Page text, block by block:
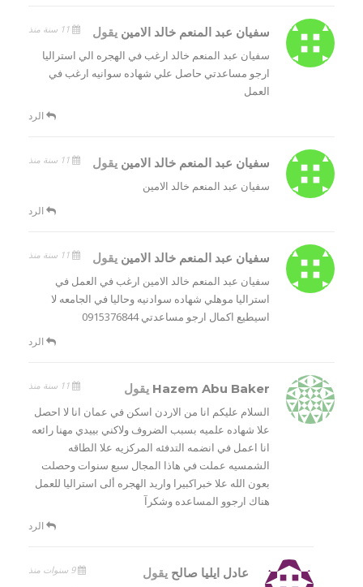
سفيان عبد المنعم خالد الامين يقول
سفيان عبد المنعم خالد ارغب في الهجره الي استراليا
ارجو مساعدتي حاصل علي شهاده سوانيه ارغب في
العمل
الرد
سفيان عبد المنعم خالد الامين يقول
سفيان عبد المنعم خالد الامين
الرد
سفيان عبد المنعم خالد الامين يقول
سفيان عبد المنعم خالد الامين ارغب في العمل في
استراليا موهلي شهاده سوادنيه وحاليا في الجامعه لا
اسيطيع اكمال ارجو مساعدتي 0915376844
الرد
Hazem Abu Baker يقول
السلام عليكم انا من الاردن اسكن في عمان انا لا احصل
علا شهاده علميه بسبب الضروف ولاكني بييدي مهنا رائعه
انا اعمل في انضمه التدفئه المركزيه علا الطاقه
الشمسيه عملت في هاذا المجال سبع سنوات وحصلت
بعون الله علا خبراكبيرا واريد الهجره ألى استراليا للعمل
هناك ارجوو المساعده وشكرآ
الرد
عادل ايليا صالحيقول 9 سنوات منذ